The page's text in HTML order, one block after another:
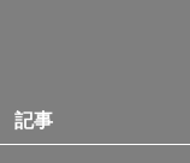
記事